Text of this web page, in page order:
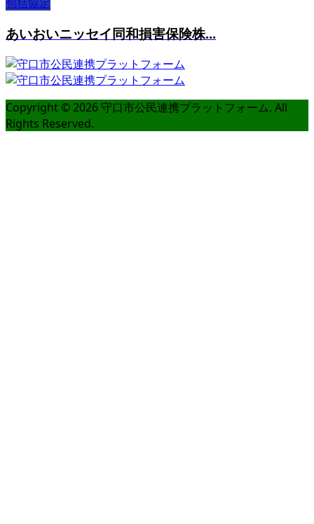
あいおいニッセイ同和損害保険株...
Copyright ©2026守口市公民連携プラットフォーム. All
Rights Reserved.